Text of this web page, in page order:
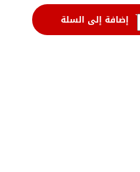
إضافة إلى السلة